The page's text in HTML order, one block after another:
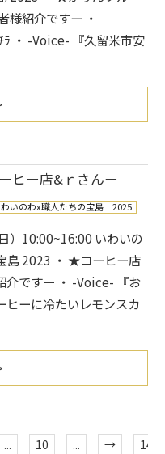
様紹介ですー ・
・ -Voice- 『久留米市安
ヒー店&ｒさんー
いのわx職人たちの宝島 2025
）10:00~16:00 いわいの
島 2023 ・ ★コーヒー店
介ですー ・ -Voice- 『お
ヒーに冷たいレモンスカ
... 10 ... → 14